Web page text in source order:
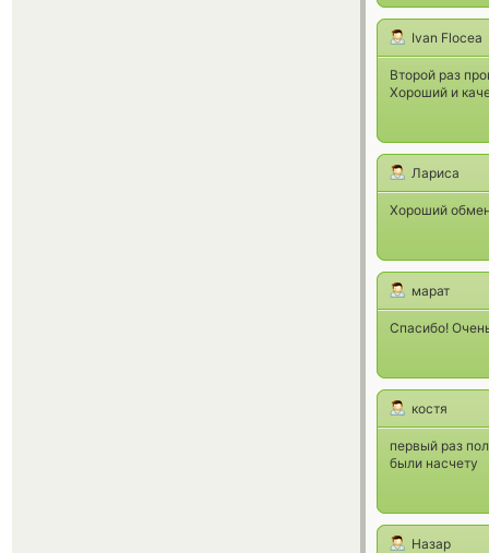
Ivan Flocea
Второй раз
Хороший и
Лариса
Хороший
марат
Спасибо!
костя
первый раз
были насчету
Назар